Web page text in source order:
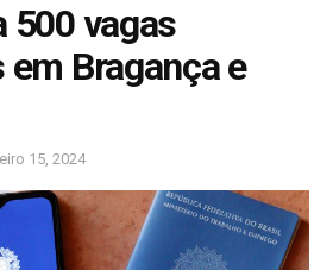
500 vagas
Bragança e
15, 2024